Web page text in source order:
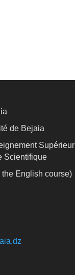
de Bejaia
Supérieur
Scientifique
English course)